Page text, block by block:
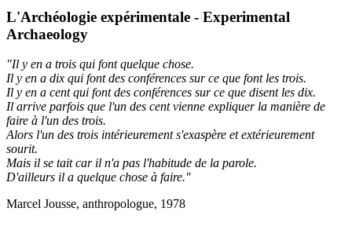
L'Archéologie expérimentale - Experimental
Archaeology
"Il y en a trois qui font quelque chose.
Il y en a dix qui font des conférences sur ce que font les trois.
Il y en a cent qui font des conférences sur ce que disent les dix.
Il arrive parfois que l'un des cent vienne expliquer la manière de
faire à l'un des trois.
Alors l'un des trois intérieurement s'exaspère et extérieurement
sourit.
Mais il se tait car il n'a pas l'habitude de la parole.
D'ailleurs il a quelque chose à faire."
Marcel Jousse, anthropologue, 1978